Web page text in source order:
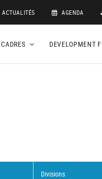
ACTUALITÉS AGENDA
CADRES DEVELOPMENT
Divisions